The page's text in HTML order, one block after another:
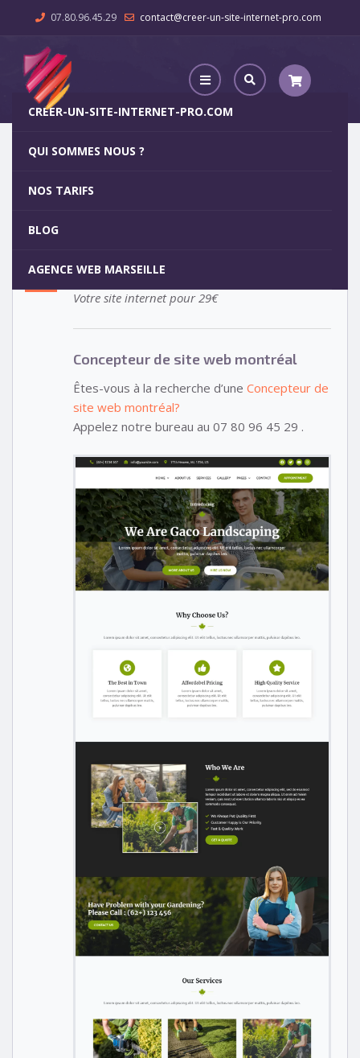
07.80.96.45.29 contact@creer-un-site-internet-pro.com
CREER-UN-SITE-INTERNET-PRO.COM
QUI SOMMES NOUS ?
NOS TARIFS
BLOG
AGENCE WEB MARSEILLE
Concepteur de site web montréal
15
Votre site internet pour 29€
Concepteur de site web montréal
Êtes-vous à la recherche d’une Concepteur de
site web montréal?
Appelez notre bureau au 07 80 96 45 29 .